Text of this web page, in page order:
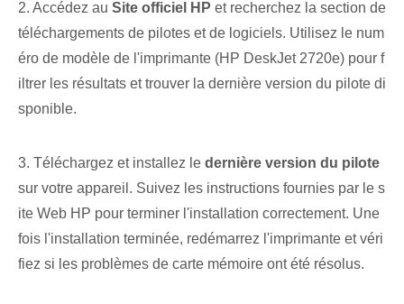
2. Accédez au Site officiel HP et recherchez la section de
téléchargements de pilotes et de logiciels. ⁢Utilisez le num
éro de modèle de l'imprimante (HP DeskJet 2720e) pour f
iltrer les résultats et trouver la dernière version du pilote di
sponible.
3. Téléchargez et installez le dernière version du pilote
sur votre appareil. Suivez les instructions fournies par le s
ite Web HP pour terminer l'installation correctement. Une
fois l'installation terminée, redémarrez l'imprimante et véri
fiez si les problèmes de carte mémoire ont été résolus.